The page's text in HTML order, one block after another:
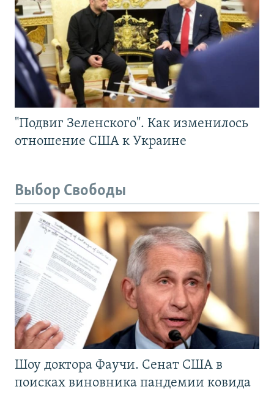
"Подвиг Зеленского". Как изменилось
отношение США к Украине
Выбор Свободы
Шоу доктора Фаучи. Сенат США в
поисках виновника пандемии ковида